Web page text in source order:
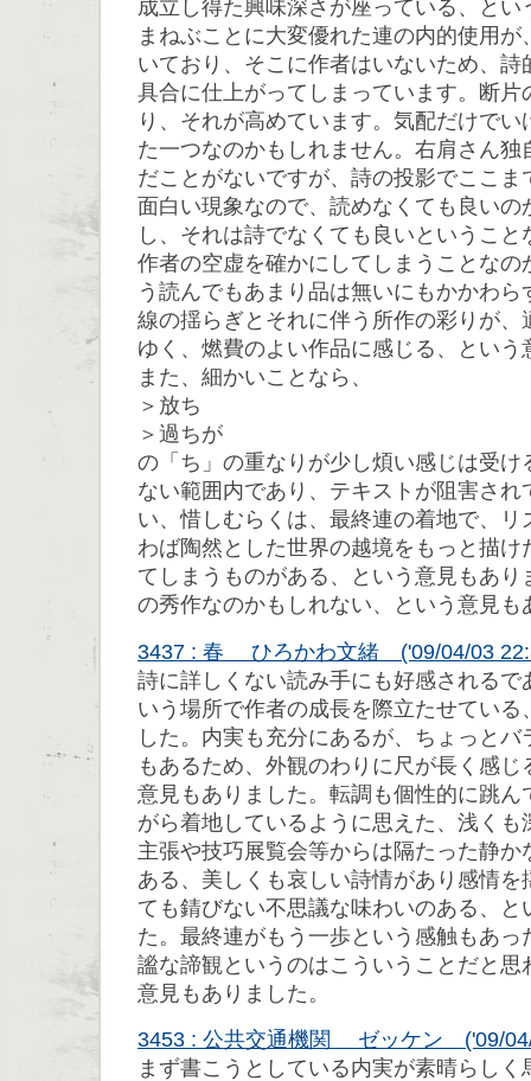
成立し得た興味深さが座っている、とい
まねぶことに大変優れた連の内的使用
いており、そこに作者はいないため、詩
具合に仕上がってしまっています。断片
り、それが高めています。気配だけで
た一つなのかもしれません。右肩さん独
だことがないですが、詩の投影でここま
面白い現象なので、読めなくても良いの
し、それは詩でなくても良いというこ
作者の空虚を確かにしてしまうことなの
う読んでもあまり品は無いにもかかわ
線の揺らぎとそれに伴う所作の彩りが、
ゆく、燃費のよい作品に感じる、という
また、細かいことなら、
＞放ち
＞過ちが
の「ち」の重なりが少し煩い感じは受け
ない範囲内であり、テキストが阻害され
い、惜しむらくは、最終連の着地で、リ
わば陶然とした世界の越境をもっと描け
てしまうものがある、という意見もあり
の秀作なのかもしれない、という意見も
3437 : 春 ひろかわ文緒 ('09/04/03
詩に詳しくない読み手にも好感されるで
いう場所で作者の成長を際立たせている
した。内実も充分にあるが、ちょっと
もあるため、外観のわりに尺が長く感
意見もありました。転調も個性的に跳ん
がら着地しているように思えた、浅くも
主張や技巧展覧会等からは隔たった静か
ある、美しくも哀しい詩情があり感情を
ても錆びない不思議な味わいのある、と
た。最終連がもう一歩という感触もあっ
謐な諦観というのはこういうことだと思
意見もありました。
3453 : 公共交通機関 ゼッケン ('09/
まず書こうとしている内実が素晴らし